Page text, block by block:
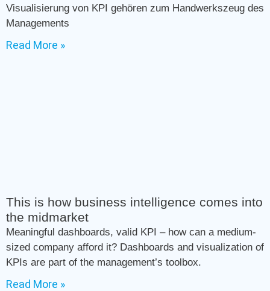
Visualisierung von KPI gehören zum Handwerkszeug des
Managements
Read More »
This is how business intelligence comes into
the midmarket
Meaningful dashboards, valid KPI – how can a medium-
sized company afford it? Dashboards and visualization of
KPIs are part of the management’s toolbox.
Read More »